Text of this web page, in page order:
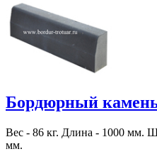
Бордюрный
Вес - 86 кг. Длина - 1000 мм.
мм.